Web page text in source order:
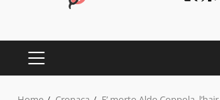
PRIMARY